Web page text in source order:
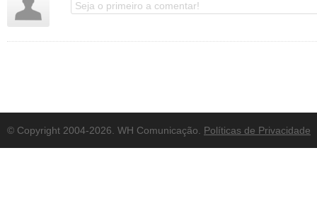
© Copyright 2004-2026. WH Comunicação. Políticas de Privacidade